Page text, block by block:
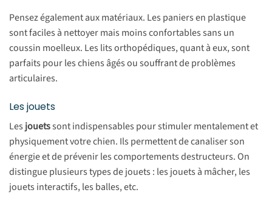
Pensez également aux matériaux. Les paniers en plastique
sont faciles à nettoyer mais moins confortables sans un
coussin moelleux. Les lits orthopédiques, quant à eux, sont
parfaits pour les chiens âgés ou souffrant de problèmes
articulaires.
Les jouets
Les jouetssont indispensables pour stimuler mentalement et
physiquement votre chien. Ils permettent de canaliser son
énergie et de prévenir les comportements destructeurs. On
distingue plusieurs types de jouets : les jouets à mâcher, les
jouets interactifs, les balles, etc.